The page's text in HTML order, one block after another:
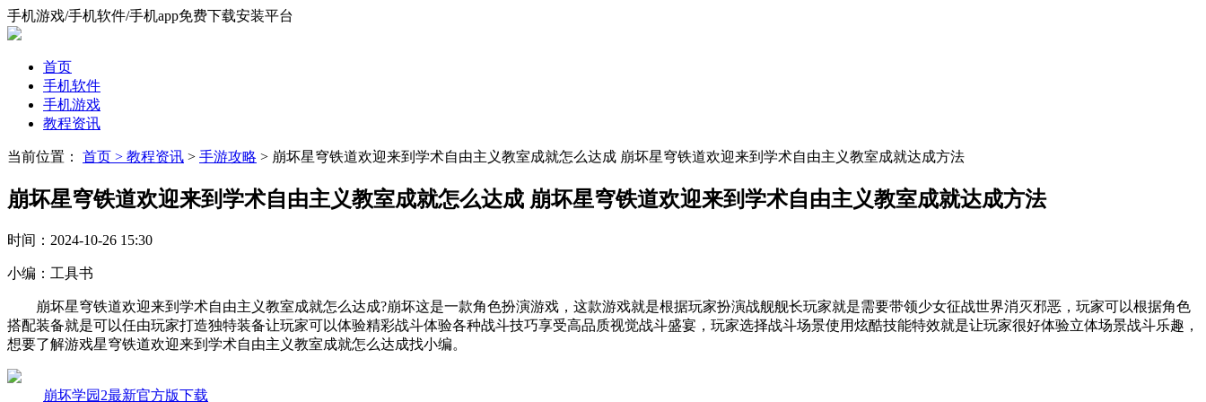
手机游戏/手机软件/手机app免费下载安装平台
首页
手机软件
手机游戏
教程资讯
当前位置： 首页 > 教程资讯 > 手游攻略 > 崩坏星穹铁道欢迎来到学术自由主义教室成就怎么达成 崩坏星穹铁道欢迎来到学术自由主义教室成就达成方法
崩坏星穹铁道欢迎来到学术自由主义教室成就怎么达成 崩坏星穹铁道欢迎来到学术自由主义教室成就达成方法
时间： 2024-10-26 15:30
小编： 工具书
崩坏星穹铁道欢迎来到学术自由主义教室成就怎么达成?崩坏这是一款角色扮演游戏，这款游戏就是根据玩家扮演战舰舰长玩家就是需要带领少女征战世界消灭邪恶，玩家可以根据角色
搭配装备就是可以任由玩家打造独特装备让玩家可以体验精彩战斗体验各种战斗技巧享受高品质视觉战斗盛宴，玩家选择战斗场景使用炫酷技能特效就是让玩家很好体验立体场景战斗乐趣，
想要了解游戏星穹铁道欢迎来到学术自由主义教室成就怎么达成找小编。
崩坏学园2最新官方版下载